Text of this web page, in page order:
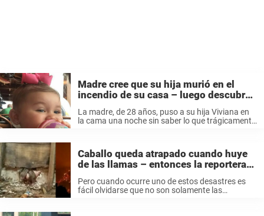
Madre cree que su hija murió en el
incendio de su casa – luego descubre
La madre, de 28 años, puso a su hija Viviana en
la cama una noche sin saber lo que trágicamente
Caballo queda atrapado cuando huye
de las llamas – entonces la reportera
Pero cuando ocurre uno de estos desastres es
fácil olvidarse que no son solamente las